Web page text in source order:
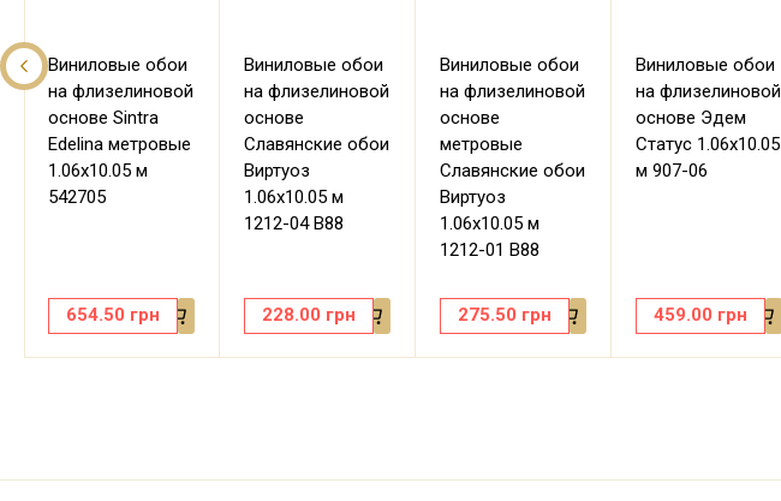
Виниловые обои
на флизелиновой
основе Sintra
Edelina метровые
1.06х10.05 м
542705
654.50 грн
Виниловые обои
на флизелиновой
основе
Славянские обои
Виртуоз
1.06х10.05 м
1212-04 В88
228.00 грн
Виниловые обои
на флизелиновой
основе
метровые
Славянские обои
Виртуоз
1.06х10.05 м
1212-01 В88
275.50 грн
Виниловые обои
на флизелиновой
основе Эдем
Статус 1.06х10.05
м 907-06
459.00 грн